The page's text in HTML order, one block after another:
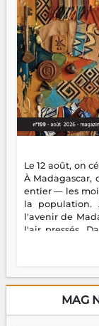
Le 12 août, on
À
entier — les
la population.
l'avenir de
l'air pressés.
plus
sans filet,
dorment
encore
Prix RFIMAG